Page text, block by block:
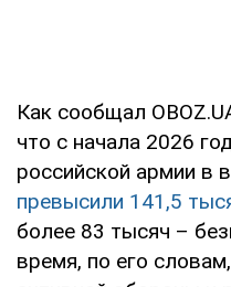
Как сообщал
что с начала 2026
российской армии в
превысили 141,5
более 83 тысяч –
время, по его